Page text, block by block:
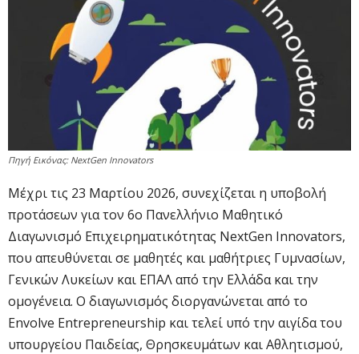
Πηγή Εικόνας: NextGen Innovators
Μέχρι τις 23 Μαρτίου 2026, συνεχίζεται η υποβολή
προτάσεων για τον 6ο Πανελλήνιο Μαθητικό
Διαγωνισμό Επιχειρηματικότητας NextGen Innovators,
που απευθύνεται σε μαθητές και μαθήτριες Γυμνασίων,
Γενικών Λυκείων και ΕΠΑΛ από την Ελλάδα και την
ομογένεια. Ο διαγωνισμός διοργανώνεται από το
Envolve Entrepreneurship και τελεί υπό την αιγίδα του
υπουργείου Παιδείας, Θρησκευμάτων και Αθλητισμού,